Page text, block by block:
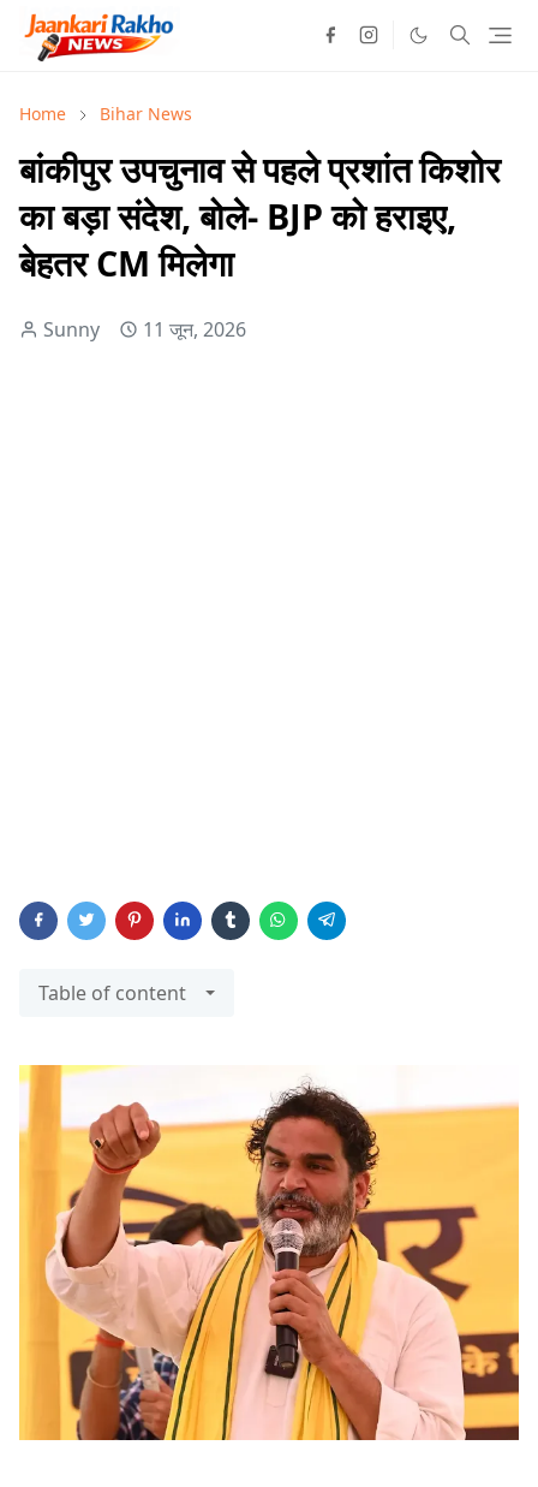
Home Bihar News
बांकीपुर उपचुनाव से पहले प्रशांत किशोर
का बड़ा संदेश, बोले- BJP को हराइए,
बेहतर CM मिलेगा
Sunny 11 जून, 2026
Table of content